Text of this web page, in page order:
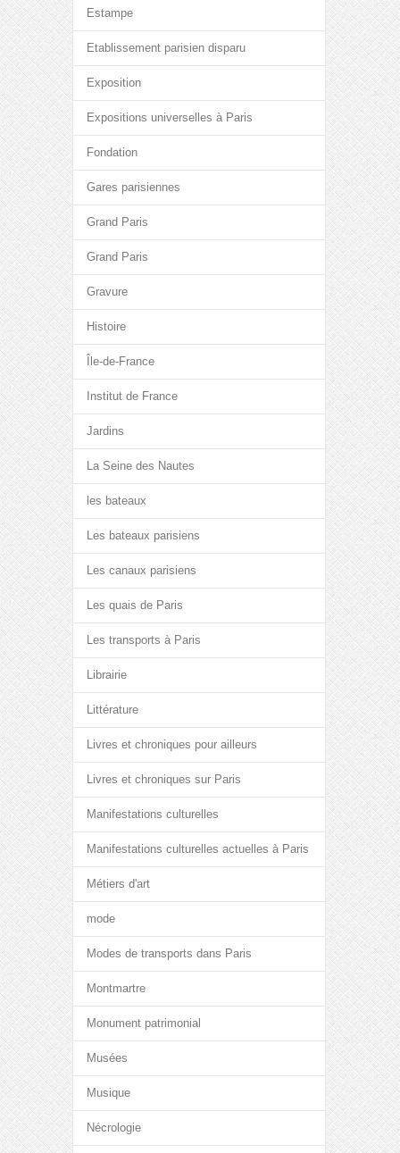
Estampe
Etablissement parisien disparu
Exposition
Expositions universelles à Paris
Fondation
Gares parisiennes
Grand Paris
Grand Paris
Gravure
Histoire
Île-de-France
Institut de France
Jardins
La Seine des Nautes
les bateaux
Les bateaux parisiens
Les canaux parisiens
Les quais de Paris
Les transports à Paris
Librairie
Littérature
Livres et chroniques pour ailleurs
Livres et chroniques sur Paris
Manifestations culturelles
Manifestations culturelles actuelles à Paris
Métiers d'art
mode
Modes de transports dans Paris
Montmartre
Monument patrimonial
Musées
Musique
Nécrologie